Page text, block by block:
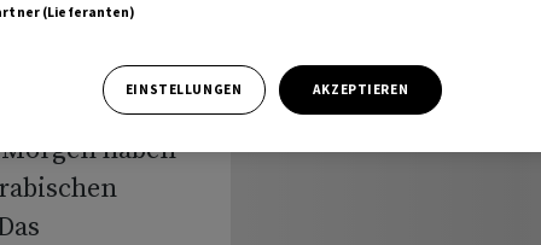
haben
(Lieferanten)
EINSTELLUNGEN AKZEPTIEREN